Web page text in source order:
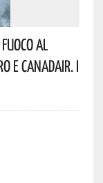
Al
E Canadair. I